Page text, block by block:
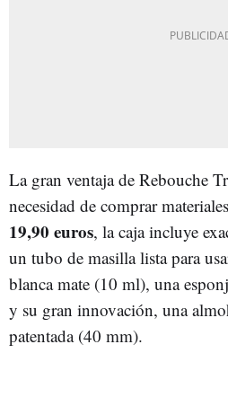
La gran ventaja de Rebouche
necesidad de comprar
19,90 euros, la caja incluye
un tubo de masilla lista para
blanca mate (10 ml), una
y su gran innovación, una
patentada (40 mm).